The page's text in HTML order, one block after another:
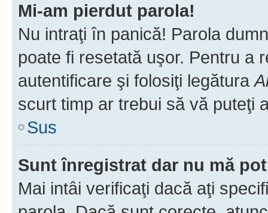
Mi-am pierdut parola!
Nu intraţi în panică! Parola
poate fi resetată uşor. Pentru a
autentificare şi folosiţi legătura
scurt timp ar trebui să vă puteţi
Sus
Sunt înregistrat dar nu mă
Mai intâi verificaţi dacă aţi